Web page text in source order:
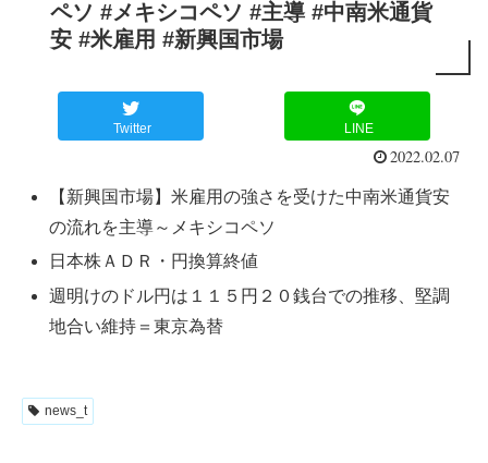
ペソ #メキシコペソ #主導 #中南米通貨
安 #米雇用 #新興国市場
Twitter LINE
2022.02.07
【新興国市場】米雇用の強さを受けた中南米通貨安
の流れを主導～メキシコペソ
日本株ＡＤＲ・円換算終値
週明けのドル円は１１５円２０銭台での推移、堅調
地合い維持＝東京為替
news_t